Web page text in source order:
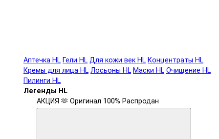
Аптечка HL Гели HL Для кожи век HL Концентраты HL
Кремы для лица HL Лосьоны HL Маски HL Очищение HL
Пилинги HL
Легенды HL
АКЦИЯ 🫶 Оригинал 100% Распродан